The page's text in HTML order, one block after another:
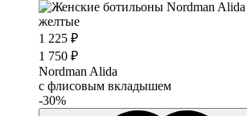
1 225 ₽
1 750 ₽
Nordman Alida
с флисовым вкладышем
-30%